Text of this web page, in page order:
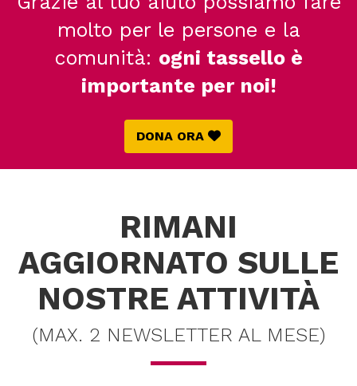
molto per le persone e la
comunità: ogni tassello è
importante per noi!
DONA ORA
RIMANI
AGGIORNATO SULLE
NOSTRE ATTIVITÀ
(MAX. 2 NEWSLETTER AL MESE)